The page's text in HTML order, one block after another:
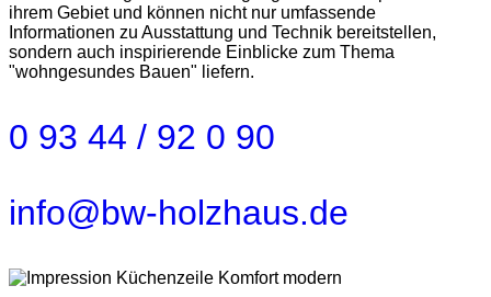
ihrem Gebiet und können nicht nur umfassende
Informationen zu Ausstattung und Technik bereitstellen,
sondern auch inspirierende Einblicke zum Thema
"wohngesundes Bauen" liefern.
0 93 44 / 92 0 90
info@bw-holzhaus.de